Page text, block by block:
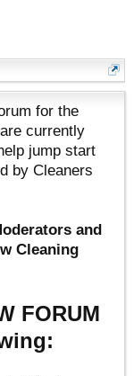
for the
currently
jump start
by Cleaners
and
Cleaning
FORUM